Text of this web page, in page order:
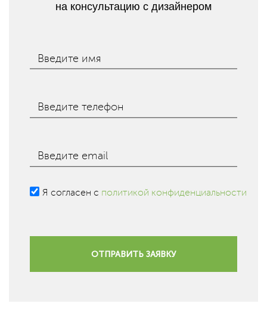
на консультацию с дизайнером
Введите имя
Введите телефон
Введите email
Я согласен с политикой конфиденциальности
ОТПРАВИТЬ ЗАЯВКУ